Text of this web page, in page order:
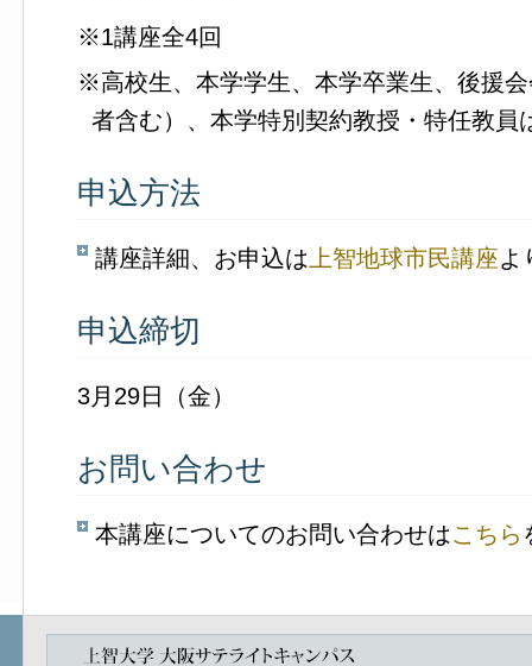
※1講座全4回
※高校生、本学学生、本学卒業生、後援
者含む）、本学特別契約教授・特任教員
申込方法
講座詳細、お申込は 上智地球市民講座よ
申込締切
3月29日（金）
お問い合わせ
本講座についてのお問い合わせはこちら